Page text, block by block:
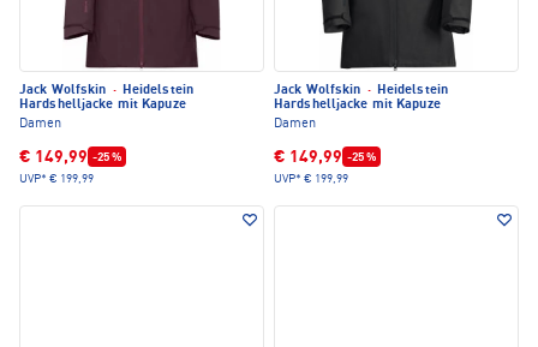
Jack Wolfskin · Heidelstein
Hardshelljacke mit Kapuze
Damen
€ 149,99 -25 %
UVP* € 199,99
Jack Wolfskin · Heidelstein
Hardshelljacke mit Kapuze
Damen
€ 149,99 -25 %
UVP* € 199,99